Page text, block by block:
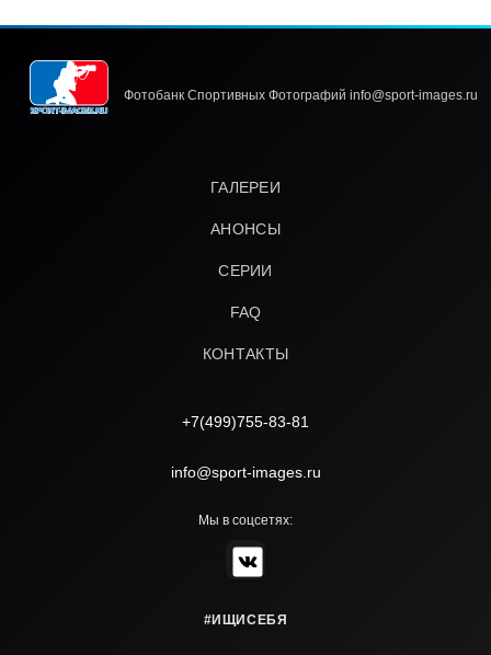
Фотобанк Спортивных Фотографий info@sport-images.ru
ГАЛЕРЕИ
АНОНСЫ
СЕРИИ
FAQ
КОНТАКТЫ
+7(499)755-83-81
info@sport-images.ru
Мы в соцсетях:
#ИЩИСЕБЯ